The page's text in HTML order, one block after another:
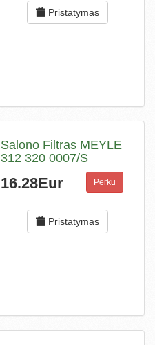
Pristatymas
Salono Filtras MEYLE
312 320 0007/S
16.28Eur Perku
Pristatymas